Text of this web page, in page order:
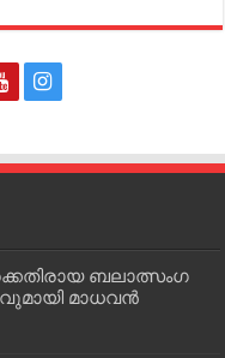
ബലാത്സംഗ
മാധവന്‍